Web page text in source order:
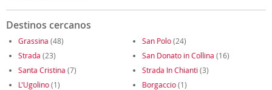
Destinos cercanos
Grassina (48) San Polo(24)
Strada (23) San Donato in Collina (16)
Santa Cristina (7) Strada In Chianti (3)
L'Ugolino(1) Borgaccio(1)